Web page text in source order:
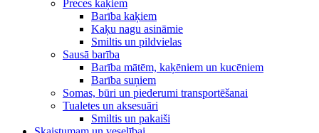
Preces kaķiem
Barība kaķiem
Kaķu nagu asināmie
Smiltis un pildvielas
Sausā barība
Barība mātēm, kaķēniem un kucēniem
Barība suņiem
Somas, būri un piederumi transportēšanai
Tualetes un aksesuāri
Smiltis un pakaiši